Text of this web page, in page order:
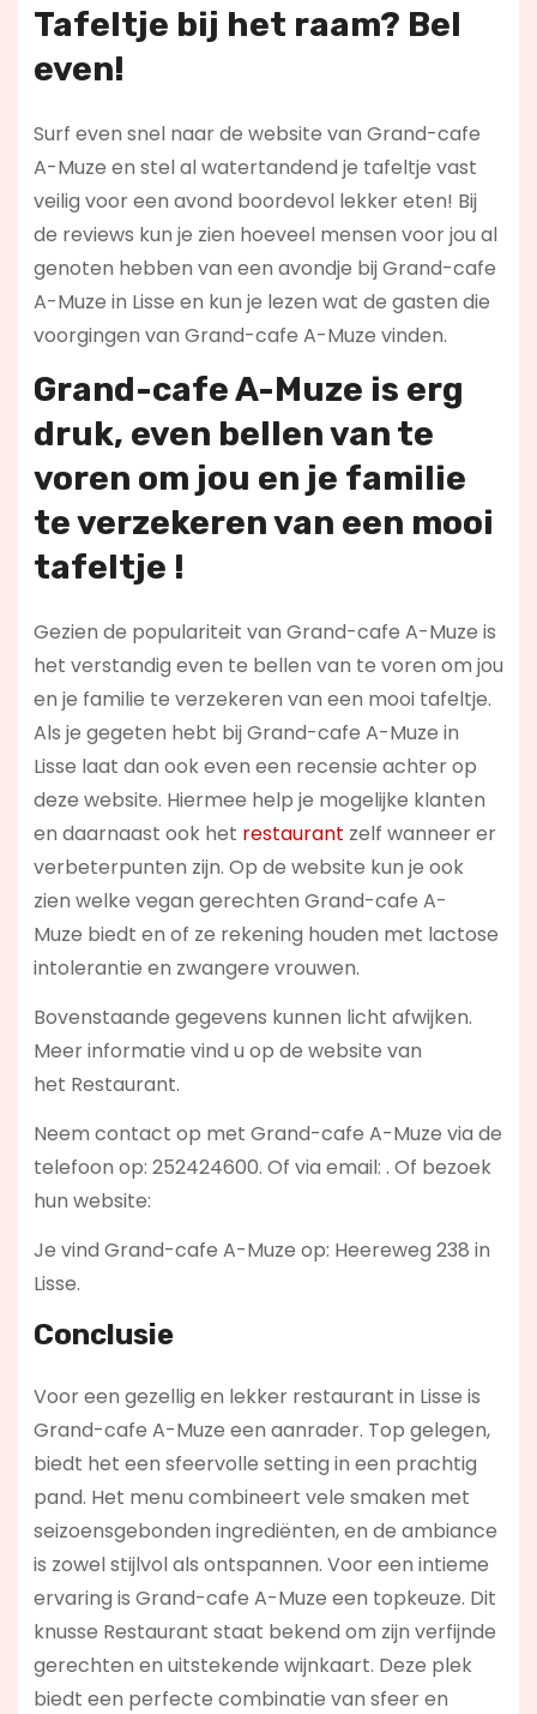
Tafeltje bij het raam? Bel
even!
Surf even snel naar de website van Grand-cafe
A-Muze en stel al watertandend je tafeltje vast
veilig voor een avond boordevol lekker eten! Bij
de reviews kun je zien hoeveel mensen voor jou al
genoten hebben van een avondje bij Grand-cafe
A-Muze in Lisse en kun je lezen wat de gasten die
voorgingen van Grand-cafe A-Muze vinden.
Grand-cafe A-Muze is erg
druk, even bellen van te
voren om jou en je familie
te verzekeren van een mooi
tafeltje !
Gezien de populariteit van Grand-cafe A-Muze is
het verstandig even te bellen van te voren om jou
en je familie te verzekeren van een mooi tafeltje.
Als je gegeten hebt bij Grand-cafe A-Muze in
Lisse laat dan ook even een recensie achter op
deze website. Hiermee help je mogelijke klanten
en daarnaast ook het restaurant zelf wanneer er
verbeterpunten zijn. Op de website kun je ook
zien welke vegan gerechten Grand-cafe A-
Muze biedt en of ze rekening houden met lactose
intolerantie en zwangere vrouwen.
Bovenstaande gegevens kunnen licht afwijken.
Meer informatie vind u op de website van
het Restaurant.
Neem contact op met Grand-cafe A-Muze via de
telefoon op: 252424600. Of via email: . Of bezoek
hun website:
Je vind Grand-cafe A-Muze op: Heereweg 238 in
Lisse.
Conclusie
Voor een gezellig en lekker restaurant in Lisse is
Grand-cafe A-Muze een aanrader. Top gelegen,
biedt het een sfeervolle setting in een prachtig
pand. Het menu combineert vele smaken met
seizoensgebonden ingrediënten, en de ambiance
is zowel stijlvol als ontspannen. Voor een intieme
ervaring is Grand-cafe A-Muze een topkeuze. Dit
knusse Restaurant staat bekend om zijn verfijnde
gerechten en uitstekende wijnkaart. Deze plek
biedt een perfecte combinatie van sfeer en